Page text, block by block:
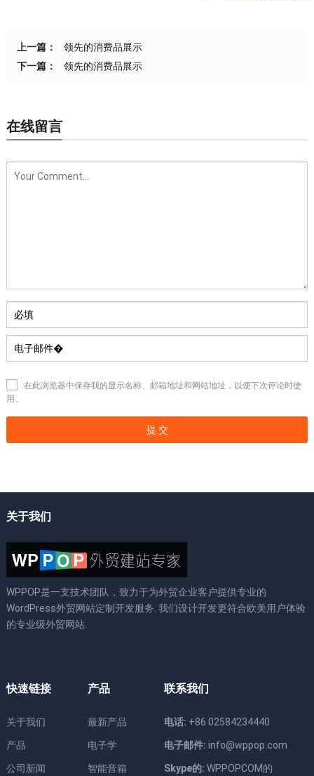
上一篇：
领先的消费品展示
下一篇：
领先的消费品展示
在线留言
在此浏览器中保存我的显示名称、邮箱地址和网站地址，以便下次评论时使
用。
关于我们
WPPOP是一支技术团队，致力于为外贸企业客户提供专业的
WordPress外贸网站定制开发服务. 我们设计开发更符合欧美用户体验
的专业级外贸网站.
快速链接
关于我们
产品
公司新闻
产品
最新产品
电子学
智能音箱
联系我们
电话: +86 02584234440
电子邮件: info@wppop.com
Skype的: WPPOPCOM的